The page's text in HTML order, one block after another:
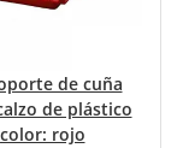
de cuña
de plástico
color: rojo